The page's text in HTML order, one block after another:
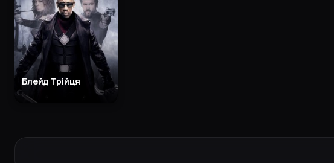
Блейд Трійця